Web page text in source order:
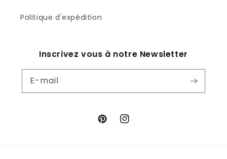
Politique d'expédition
Inscrivez vous à notre Newsletter
E-mail
PinterestInstagram